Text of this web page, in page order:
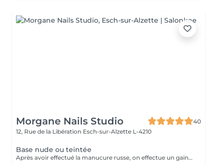
Morgane Nails Studio
40
12, Rue de la Libération Esch-sur-Alzette L-4210
Base nude ou teintée
Après avoir effectué la manucure russe, on effectue un gainage sur l'ongle naturel à l'aide d'un gel qui peut être soit nude (naturel) soit teinté (blanc laiteux, rosé, pailleté ). On ne posera pas de couleur au dessus du gel ni de nail art pour cette prestation